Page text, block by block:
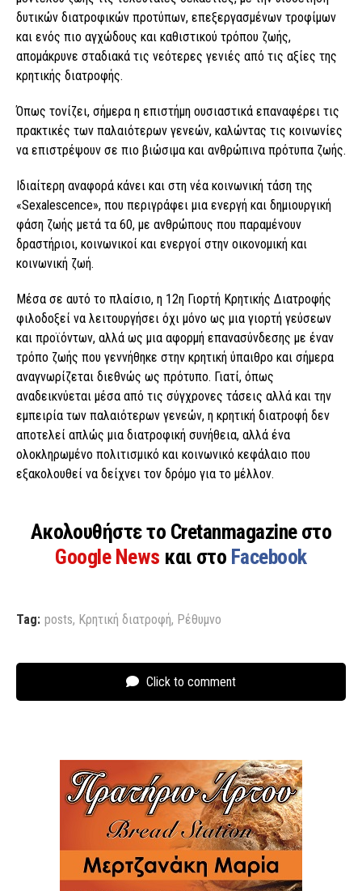
δυτικών διατροφικών προτύπων, επεξεργασμένων τροφίμων
και ενός πιο αγχώδους και καθιστικού τρόπου ζωής,
απομάκρυνε σταδιακά τις νεότερες γενιές από τις αξίες της
κρητικής διατροφής.
Όπως τονίζει, σήμερα η επιστήμη ουσιαστικά επαναφέρει τις
πρακτικές των παλαιότερων γενεών, καλώντας τις κοινωνίες
να επιστρέψουν σε πιο βιώσιμα και ανθρώπινα πρότυπα ζωής.
Ιδιαίτερη αναφορά κάνει και στη νέα κοινωνική τάση της
«Sexalescence», που περιγράφει μια ενεργή και δημιουργική
φάση ζωής μετά τα 60, με ανθρώπους που παραμένουν
δραστήριοι, κοινωνικοί και ενεργοί στην οικονομική και
κοινωνική ζωή.
Μέσα σε αυτό το πλαίσιο, η 12η Γιορτή Κρητικής Διατροφής
φιλοδοξεί να λειτουργήσει όχι μόνο ως μια γιορτή γεύσεων
και προϊόντων, αλλά ως μια αφορμή επανασύνδεσης με έναν
τρόπο ζωής που γεννήθηκε στην κρητική ύπαιθρο και σήμερα
αναγνωρίζεται διεθνώς ως πρότυπο. Γιατί, όπως
αναδεικνύεται μέσα από τις σύγχρονες τάσεις αλλά και την
εμπειρία των παλαιότερων γενεών, η κρητική διατροφή δεν
αποτελεί απλώς μια διατροφική συνήθεια, αλλά ένα
ολοκληρωμένο πολιτισμικό και κοινωνικό κεφάλαιο που
εξακολουθεί να δείχνει τον δρόμο για το μέλλον.
Ακολουθήστε το Cretanmagazine στο
Google News και στο Facebook
Tag: posts, Κρητική διατροφή, Ρέθυμνο
Click to comment